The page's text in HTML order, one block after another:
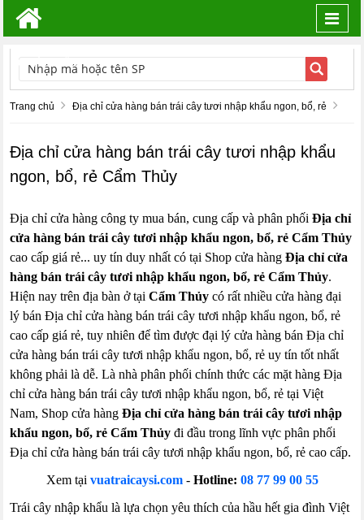
TÌM KIẾM
Trang chủ Địa chỉ cửa hàng bán trái cây tươi nhập khẩu ngon, bổ, rẻ
Địa chỉ cửa hàng bán trái cây tươi nhập khẩu
ngon, bổ, rẻ Cẩm Thủy
Địa chỉ cửa hàng công ty mua bán, cung cấp và phân phốiĐịa chỉ
cửa hàng bán trái cây tươi nhập khẩu ngon, bổ, rẻ Cẩm Thủy
cao cấp giá rẻ... uy tín duy nhất có tại Shop cửa hàngĐịa chỉ cửa
hàng bán trái cây tươi nhập khẩu ngon, bổ, rẻ Cẩm Thủy.
Hiện nay trên địa bàn ở tạiCẩm Thủy có rất nhiều cửa hàng đại
lý bán Địa chỉ cửa hàng bán trái cây tươi nhập khẩu ngon, bổ, rẻ
cao cấp giá rẻ, tuy nhiên để tìm được đại lý cửa hàng bán Địa chỉ
cửa hàng bán trái cây tươi nhập khẩu ngon, bổ, rẻ uy tín tốt nhất
không phải là dễ. Là nhà phân phối chính thức các mặt hàng Địa
chỉ cửa hàng bán trái cây tươi nhập khẩu ngon, bổ, rẻ tại Việt
Nam, Shop cửa hàngĐịa chỉ cửa hàng bán trái cây tươi nhập
khẩu ngon, bổ, rẻ Cẩm Thủy đi đầu trong lĩnh vực phân phối
Địa chỉ cửa hàng bán trái cây tươi nhập khẩu ngon, bổ, rẻ cao cấp.
Xem tại vuatraicaysi.com- Hotline: 08 77 99 00 55
Trái cây nhập khẩu là lựa chọn yêu thích của hầu hết gia đình Việt